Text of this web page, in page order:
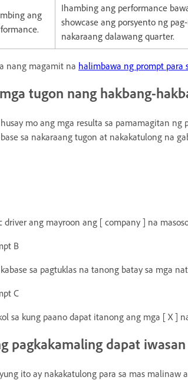
ang
Ihambing ang performance
showcase ang porsyento ng
nakaraang dalawang quarter.
nang magamit na halimbawa ng prompt para
tugon nang hakbang-
mo ang mga resulta sa pamamagitan
sa nakaraang tugon at nakakatulong na
driver ang mayroon ang [ company ] na
B
sa pagtuklas na tanong batay sa mga
C
sa kung paano dapat itanong ang mga [ X ]
pagkakamaling dapat iwasan
ito ay nakakatulong para sa mas malinaw